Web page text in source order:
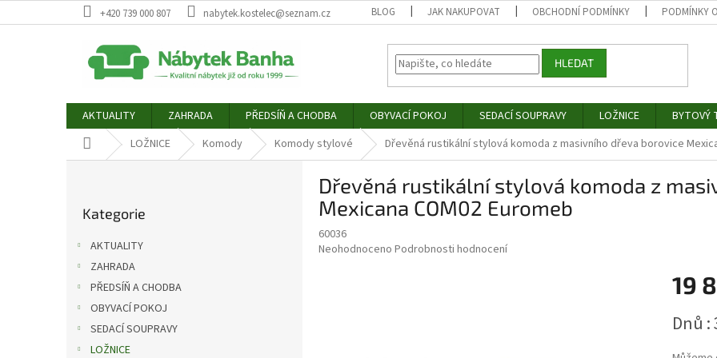
na
+420 739 000 807 nabytek.kostelec@seznam.cz BLOG JAK NAKUPOVAT OBCHODNÍ PODMÍNKY PODMÍNKY
HLEDAT
AKTUALITY ZAHRADA PŘEDSÍŇ A CHODBA OBYVACÍ POKOJ SEDACÍ SOUPRAVY LOŽNICE BYTOVÝ
Domů LOŽNICE Komody Komody stylové Dřevěná rustikální stylová komoda z masivního dřeva borovice
kategorie
Kategorie
AKTUALITY
ZAHRADA
PŘEDSÍŇ A CHODBA
OBYVACÍ POKOJ
SEDACÍ SOUPRAVY
LOŽNICE
Dřevěná rustikální stylová komoda z
Mexicana COM02 Euromeb
60036
Průměrné
Neohodnoceno Podrobnosti hodnocení
19
cena:
Dnů :